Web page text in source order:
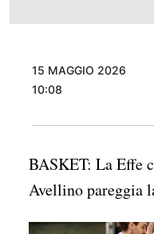
15 MAGGIO 2026
10:08
BASKET: La Effe
Avellino pareggia